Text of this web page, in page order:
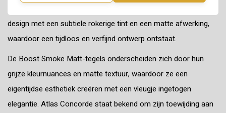
design met een subtiele rokerige tint en een matte afwerking,
waardoor een tijdloos en verfijnd ontwerp ontstaat.
De Boost Smoke Matt-tegels onderscheiden zich door hun
grijze kleurnuances en matte textuur, waardoor ze een
eigentijdse esthetiek creëren met een vleugje ingetogen
elegantie. Atlas Concorde staat bekend om zijn toewijding aan